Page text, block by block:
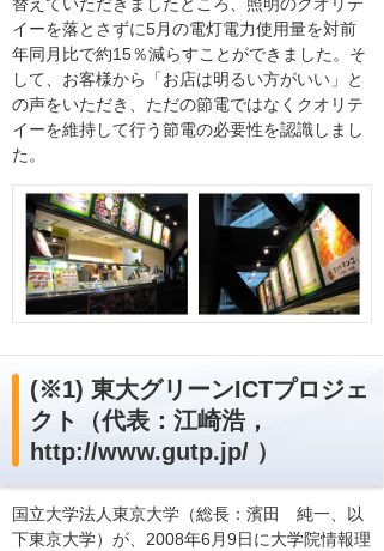
イーを落とさずに5月の電灯電力使用量を対前
年同月比で約15％減らすことができました。そ
して、お客様から「お店は明るい方がいい」と
の声をいただき、ただの節電ではなくクオリテ
イーを維持して行う節電の必要性を認識しまし
た。
(※1) 東大グリーンICTプロジェ
クト（代表：江崎浩，
http://www.gutp.jp/ ）
国立大学法人東京大学（総長：濱田 純一、以
下東京大学）が、2008年6月9日に大学院情報理